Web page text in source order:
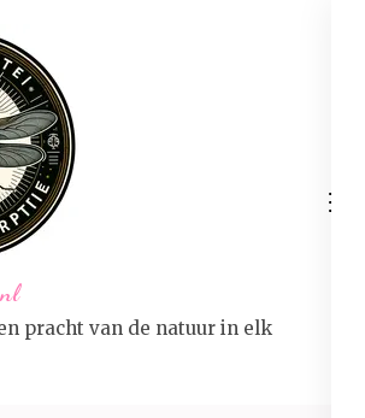
pracht van de natuur in elk